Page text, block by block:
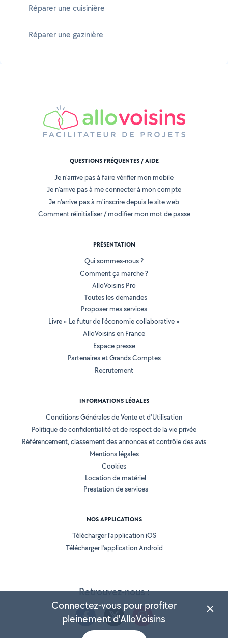
Réparer une cuisinière
Réparer une gazinière
Retrouvez-nous :
QUESTIONS FRÉQUENTES / AIDE
Je n'arrive pas à faire vérifier mon mobile
Je n'arrive pas à me connecter à mon compte
Je n'arrive pas à m'inscrire depuis le site web
Comment réinitialiser / modifier mon mot de passe
PRÉSENTATION
Qui sommes-nous ?
Comment ça marche ?
AlloVoisins Pro
Toutes les demandes
Proposer mes services
Livre « Le futur de l'économie collaborative »
AlloVoisins en France
Espace presse
Partenaires et Grands Comptes
Recrutement
INFORMATIONS LÉGALES
Conditions Générales de Vente et d'Utilisation
Politique de confidentialité et de respect de la vie privée
Référencement, classement des annonces et contrôle des avis
Mentions légales
Cookies
Location de matériel
Prestation de services
NOS APPLICATIONS
Télécharger l’application iOS
Télécharger l’application Android
Connectez-vous pour profiter
pleinement d'AlloVoisins